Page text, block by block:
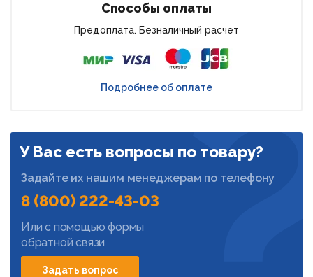
Способы оплаты
Предоплата. Безналичный расчет
Подробнее об оплате
У Вас есть вопросы по товару?
Задайте их нашим менеджерам по телефону
8 (800) 222-43-03
Или с помощью формы
обратной связи
Задать вопрос